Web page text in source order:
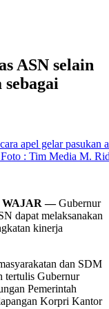
ASN selain
WAJAR —Gubernur
dapat melaksanakan
kinerja
dan SDM
tertulis Gubernur
Pemerintah
Korpri Kantor